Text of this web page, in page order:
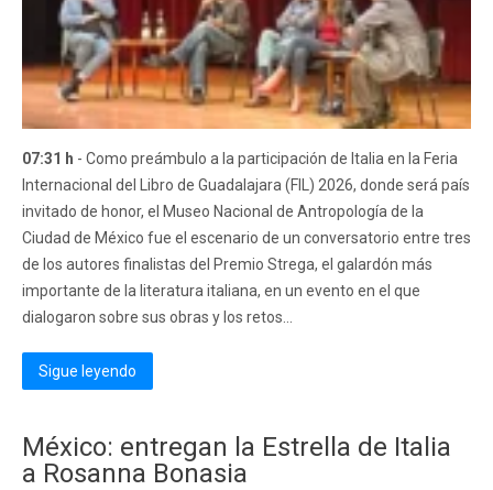
07:31 h - Como preámbulo a la participación de Italia en la Feria
Internacional del Libro de Guadalajara (FIL) 2026, donde será país
invitado de honor, el Museo Nacional de Antropología de la
Ciudad de México fue el escenario de un conversatorio entre tres
de los autores finalistas del Premio Strega, el galardón más
importante de la literatura italiana, en un evento en el que
dialogaron sobre sus obras y los retos...
Sigue leyendo
México: entregan la Estrella de Italia
a Rosanna Bonasia